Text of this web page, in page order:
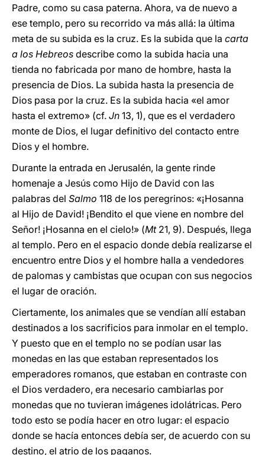
Padre, como su casa paterna. Ahora, va de nuevo a
ese templo, pero su recorrido va más allá: la última
meta de su subida es la cruz. Es la subida que la carta
a los Hebreos describe como la subida hacia una
tienda no fabricada por mano de hombre, hasta la
presencia de Dios. La subida hasta la presencia de
Dios pasa por la cruz. Es la subida hacia «el amor
hasta el extremo» (cf. Jn 13, 1), que es el verdadero
monte de Dios, el lugar definitivo del contacto entre
Dios y el hombre.
Durante la entrada en Jerusalén, la gente rinde
homenaje a Jesús como Hijo de David con las
palabras del Salmo 118 de los peregrinos: «¡Hosanna
al Hijo de David! ¡Bendito el que viene en nombre del
Señor! ¡Hosanna en el cielo!» (Mt21, 9). Después, llega
al templo. Pero en el espacio donde debía realizarse el
encuentro entre Dios y el hombre halla a vendedores
de palomas y cambistas que ocupan con sus negocios
el lugar de oración.
Ciertamente, los animales que se vendían allí estaban
destinados a los sacrificios para inmolar en el templo.
Y puesto que en el templo no se podían usar las
monedas en las que estaban representados los
emperadores romanos, que estaban en contraste con
el Dios verdadero, era necesario cambiarlas por
monedas que no tuvieran imágenes idolátricas. Pero
todo esto se podía hacer en otro lugar: el espacio
donde se hacía entonces debía ser, de acuerdo con su
destino, el atrio de los paganos.